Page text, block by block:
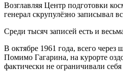
Возглавляя Центр подготовки
генерал скрупулёзно записывал
Среди тысяч записей есть и
В октябре 1961 года, всего
Помимо Гагарина, на курорте
фактически не ограничивали